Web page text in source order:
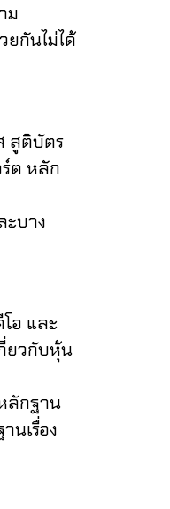
ม
ยกันไม่ได้
สูติบัตร
ต หลัก
บาง
อ และ
ยวกับหุ้น
ลักฐาน
นเรื่อง